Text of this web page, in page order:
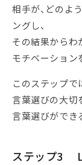
相手が、どのよ
ングし、
その結果からわ
モチベーション
このステップで
言葉選びの大切
言葉選びができ
ステップ3